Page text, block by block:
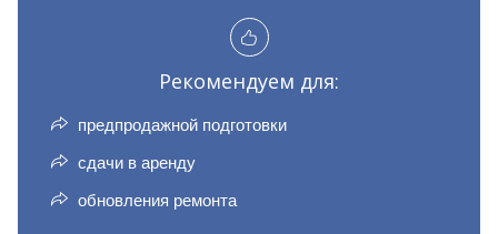
Рекомендуем для:
предпродажной подготовки
сдачи в аренду
обновления ремонта